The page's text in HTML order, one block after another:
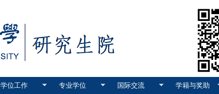
学位工作 专业学位 国际交流 学籍与奖助